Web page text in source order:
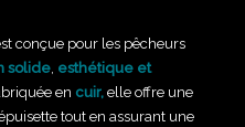
conçue pour les pêcheurs
solide, esthétique et
en cuir, elle offre une
tout en assurant une